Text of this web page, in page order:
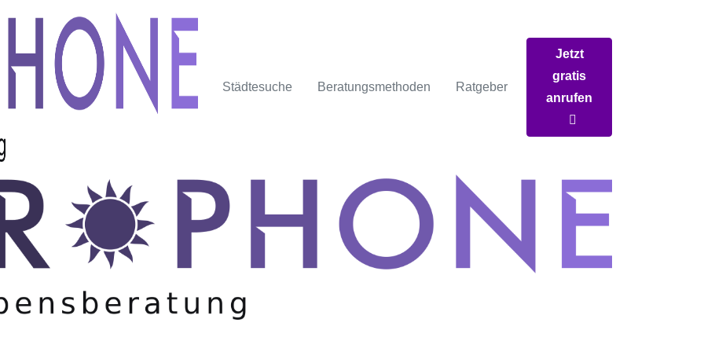
Städtesuche Beratungsmethoden Ratgeber
Jetzt
gratis
anrufen